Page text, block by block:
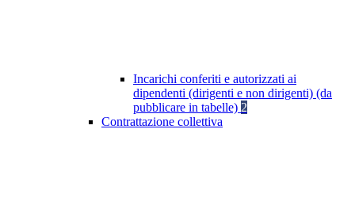
Incarichi conferiti e autorizzati ai
dipendenti (dirigenti e non dirigenti) (da
pubblicare in tabelle) 2
Contrattazione collettiva